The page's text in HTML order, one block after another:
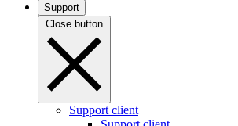
Support
Close button
Support client